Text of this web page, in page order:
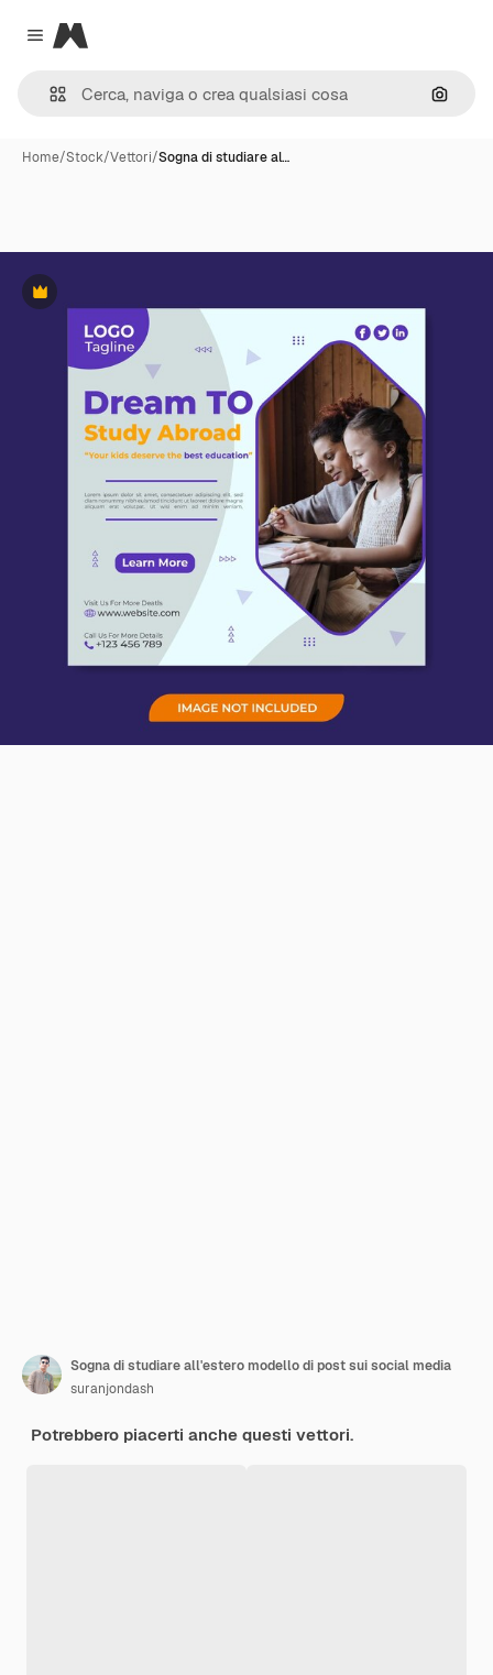
Close menu
Magnific
Cerca
Home/Stock/Vettori/Sogna di studiare al…
Premium
Sogna di studiare all'estero modello di post sui social media
suranjondash
Potrebbero piacerti anche questi vettori.